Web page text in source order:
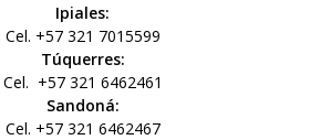
Ipiales:
Cel. +57 321 7015599
Túquerres:
Cel. +57 321 6462461
Sandoná:
Cel. +57 321 6462467